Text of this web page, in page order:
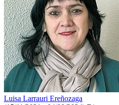
Luisa Larrauri Ereñozaga